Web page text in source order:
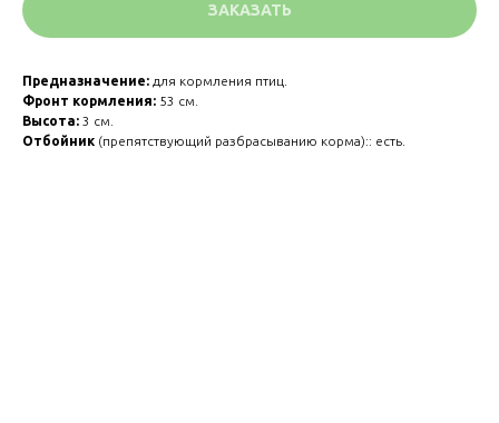
ЗАКАЗАТЬ
Предназначение: для кормления птиц.
Фронт кормления: 53 см.
Высота: 3 см.
Отбойник (препятствующий разбрасыванию корма):: есть.